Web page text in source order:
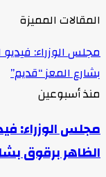
المقالات المميزة
مجلس الوزراء:
بشارع المعز “قديم”
منذ أسبوعين
مجلس الوزراء:
الظاهر برقوق